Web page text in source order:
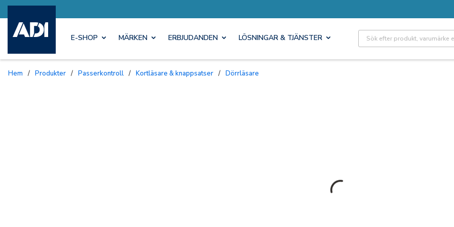
E-SHOP MÄRKEN ERBJUDANDEN LÖSNINGAR & TJÄNSTER Site Search
Hem / Produkter / Passerkontroll / Kortläsare & knappsatser / Dörrläsare